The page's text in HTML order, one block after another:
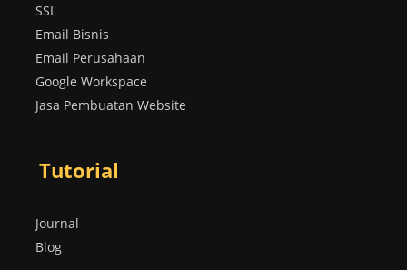
SSL
Email Bisnis
Email Perusahaan
Google Workspace
Jasa Pembuatan Website
Tutorial
Journal
Blog